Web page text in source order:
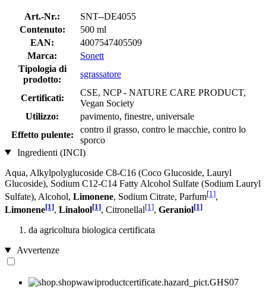
Art.-Nr.:
SNT--DE4055
Contenuto:
500 ml
EAN:
4007547405509
Marca:
Sonett
Tipologia di
prodotto:
sgrassatore
Certificati:
CSE, NCP - NATURE CARE PRODUCT,
Vegan Society
Utilizzo:
pavimento, finestre, universale
Effetto pulente:
contro il grasso, contro le macchie, contro lo
sporco
Ingredienti (INCI)
Aqua, Alkylpolyglucoside C8-C16 (Coco Glucoside, Lauryl
Glucoside), Sodium C12-C14 Fatty Alcohol Sulfate (Sodium Lauryl
Sulfate), Alcohol, Limonene, Sodium Citrate, Parfum[1],
Limonene[1], Linalool[1], Citronellal[1], Geraniol[1]
da agricoltura biologica certificata
Avvertenze